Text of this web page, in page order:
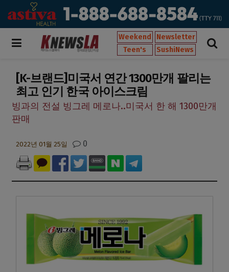
Weekend
Newsletter
Teen's
SushiNews
[K-브랜드]미국서 연간 1300만개 팔리는
최고 인기 한국 아이스크림
빙과의 전설 빙그레 메로나..미국서 한 해 1300만개
판매
2022년 01월 25일 0